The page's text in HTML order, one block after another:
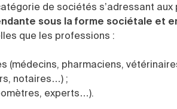
de sociétés s’adressant
sous la forme sociétale et
que les professions :
(médecins, pharmaciens,
notaires…) ;
experts…).